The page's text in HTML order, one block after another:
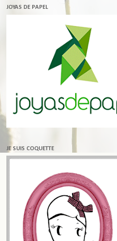
JOYAS DE PAPEL
JE SUIS COQUETTE